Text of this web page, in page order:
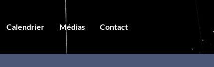
Calendrier Médias Contact